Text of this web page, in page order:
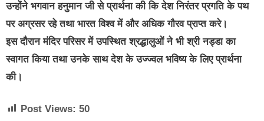
उन्होंने भगवान हनुमान जी से प्रार्थना की कि देश निरंतर प्रगति के पथ
पर अग्रसर रहे तथा भारत विश्व में और अधिक गौरव प्राप्त करे।
इस दौरान मंदिर परिसर में उपस्थित श्रद्धालुओं ने भी श्री नड्डा का
स्वागत किया तथा उनके साथ देश के उज्ज्वल भविष्य के लिए प्रार्थना
की।
Post Views: 50